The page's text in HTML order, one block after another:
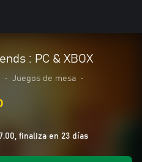
: PC & XBOX
• Juegos de mesa
•
finaliza en 23 días